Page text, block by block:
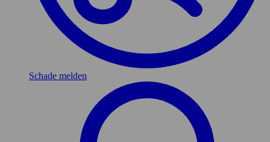
Schade melden